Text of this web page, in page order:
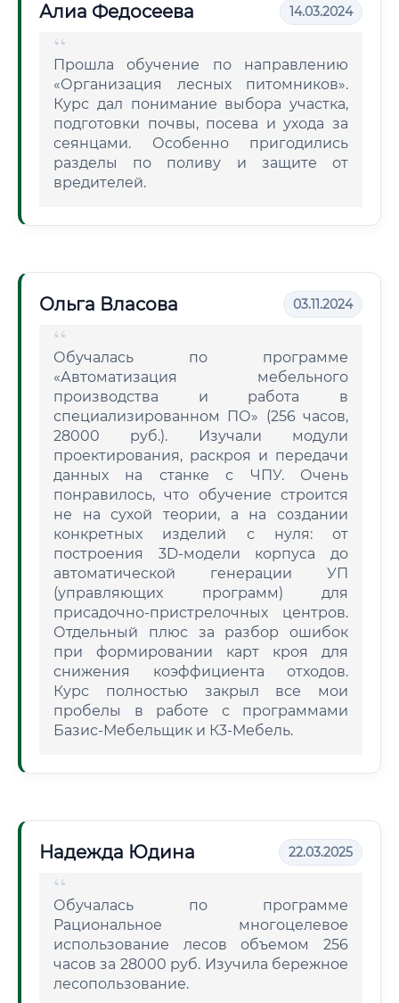
Алиа Федосеева 14.03.2024
Прошла обучение по направлению
«Организация лесных питомников».
Курс дал понимание выбора участка,
подготовки почвы, посева и ухода за
сеянцами. Особенно пригодились
разделы по поливу и защите от
вредителей.
Ольга Власова 03.11.2024
Обучалась по программе
«Автоматизация мебельного
производства и работа в
специализированном ПО» (256 часов,
28000 руб.). Изучали модули
проектирования, раскроя и передачи
данных на станке с ЧПУ. Очень
понравилось, что обучение строится
не на сухой теории, а на создании
конкретных изделий с нуля: от
построения 3D-модели корпуса до
автоматической генерации УП
(управляющих программ) для
присадочно-пристрелочных центров.
Отдельный плюс за разбор ошибок
при формировании карт кроя для
снижения коэффициента отходов.
Курс полностью закрыл все мои
пробелы в работе с программами
Базис-Мебельщик и К3-Мебель.
Надежда Юдина 22.03.2025
Обучалась по программе
Рациональное многоцелевое
использование лесов объемом 256
часов за 28000 руб. Изучила бережное
лесопользование.